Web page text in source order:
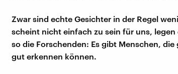
Zwar sind echte Gesichter in der Regel
scheint nicht einfach zu sein für uns,
so die Forschenden: Es gibt Menschen,
gut erkennen können.